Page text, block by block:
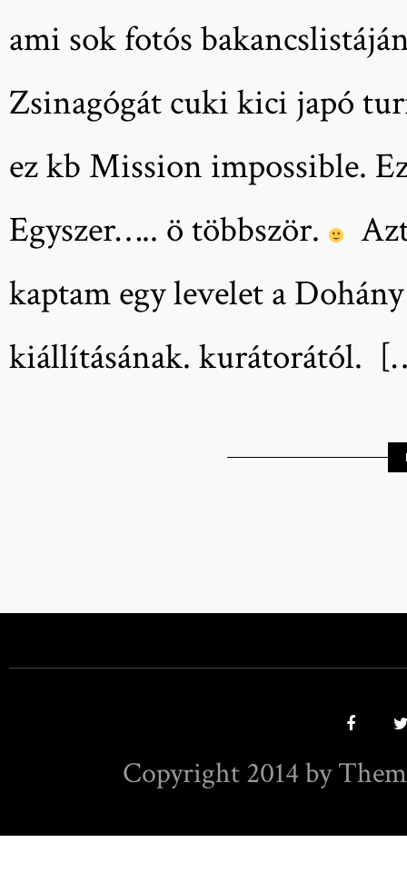
ami sok fotós
Zsinagógát cuki kici japó
ez kb Mission impossible.
Egyszer….. ö többször.
kaptam egy levelet a
kiállításának. kurátorától.
Copyright 2014 by